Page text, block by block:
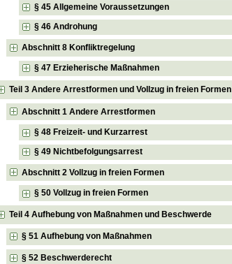
§ 45 Allgemeine Voraussetzungen
§ 46 Androhung
Abschnitt 8 Konfliktregelung
§ 47 Erzieherische Maßnahmen
Teil 3 Andere Arrestformen und Vollzug in freien Formen
Abschnitt 1 Andere Arrestformen
§ 48 Freizeit- und Kurzarrest
§ 49 Nichtbefolgungsarrest
Abschnitt 2 Vollzug in freien Formen
§ 50 Vollzug in freien Formen
Teil 4 Aufhebung von Maßnahmen und Beschwerde
§ 51 Aufhebung von Maßnahmen
§ 52 Beschwerderecht